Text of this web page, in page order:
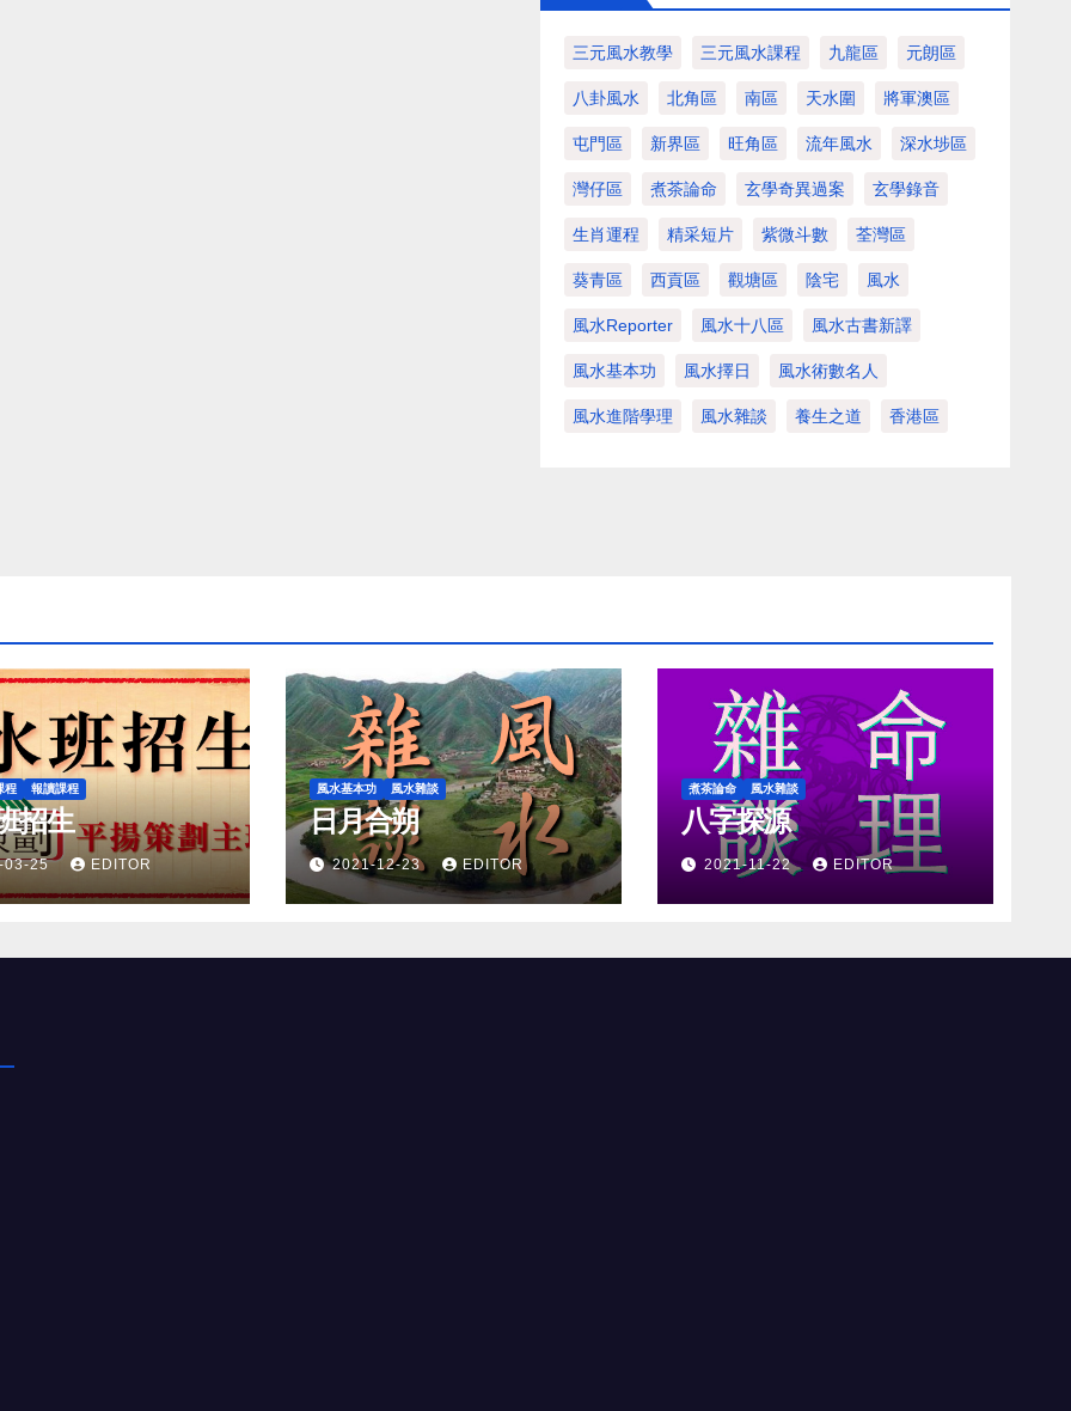
三元風水教學 三元風水課程 九龍區 元朗區
八卦風水 北角區 南區 天水圍 將軍澳區
屯門區 新界區 旺角區 流年風水 深水埗區
灣仔區 煮茶論命 玄學奇異過案 玄學錄音
生肖運程 精采短片 紫微斗數 荃灣區
葵青區 西貢區 觀塘區 陰宅 風水
風水Reporter 風水十八區 風水古書新譯
風水基本功 風水擇日 風水術數名人
風水進階學理 風水雜談 養生之道 香港區
程 報讀課程
招生
03-25 EDITOR
風水基本功 風水雜談
日月合朔
2021-12-23 EDITOR
煮茶論命 風水雜談
八字探源
2021-11-22 EDITOR